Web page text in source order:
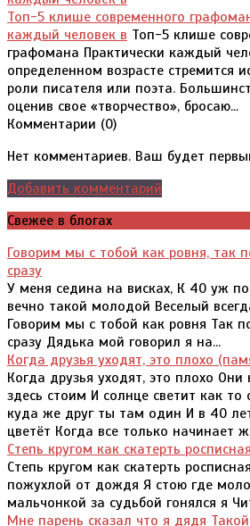
Топ-5 клише современного
каждый человек в Топ-5 клише
графомана Практически каждый
определенном возрасте стремится
роли писателя или поэта.
оценив свое «творчество», бросаю...
Комментарии (0)
Нет комментариев. Ваш будет
Добавить комментарий
Свежее в блогах
Говорим мы с тобой как ровня, так
сразу
У меня седина на висках, К 40 уж
вечно такой молодой Веселый
Говорим мы с тобой как ровня Так
сразу Дядька мой говорил я на...
Когда друзья уходят, это плохо
Когда друзья уходят, это плохо
здесь стоим И солнце светит как
куда же друг ты там один И в 40
цветёт Когда все только начинает
Степь кругом как скатерть росписная
Степь кругом как скатерть
пожухлой от дождя Я стою где
мальчонкой за судьбой гонялся я
Мне парень сказал что я дядя